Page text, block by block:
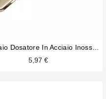
Cucchiaio Dosatore In Acciaio Inossidabile 20ml
5,97 €